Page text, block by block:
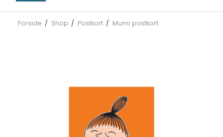
Forside / Shop / Postkort / Mumi postkort